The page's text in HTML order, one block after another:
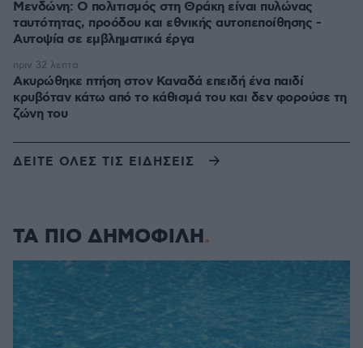
Μενδώνη: Ο πολιτισμός στη Θράκη είναι πυλώνας
ταυτότητας, προόδου και εθνικής αυτοπεποίθησης -
Αυτοψία σε εμβληματικά έργα
Ακυρώθηκε πτήση στον Καναδά επειδή ένα παιδί
κρυβόταν κάτω από το κάθισμά του και δεν φορούσε τη
ζώνη του
πριν 32 λεπτά
ΔΕΙΤΕ ΟΛΕΣ ΤΙΣ ΕΙΔΗΣΕΙΣ
ΤΑ ΠΙΟ ΔΗΜΟΦΙΛΗ